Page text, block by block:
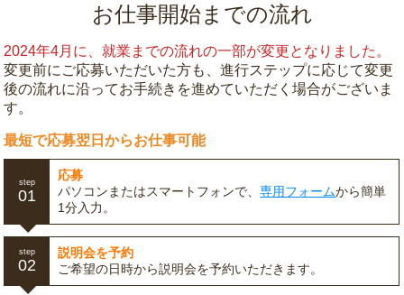
お仕事開始までの流れ
2024年4月に、就業までの流れの一部が変更となりました。
変更前にご応募いただいた方も、進行ステップに応じて変更
後の流れに沿ってお手続きを進めていただく場合がございま
す。
最短で応募翌日からお仕事可能
step
01
応募
パソコンまたはスマートフォンで、専用フォームから簡単
1分入力。
step
02
説明会を予約
ご希望の日時から説明会を予約いただきます。